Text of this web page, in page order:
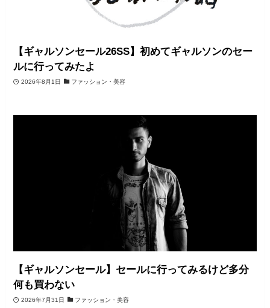
【ギャルソンセール26SS】初めてギャルソンのセー
ルに行ってみたよ
2026年8月1日 ファッション・美容
【ギャルソンセール】セールに行ってみるけど多分
何も買わない
2026年7月31日 ファッション・美容